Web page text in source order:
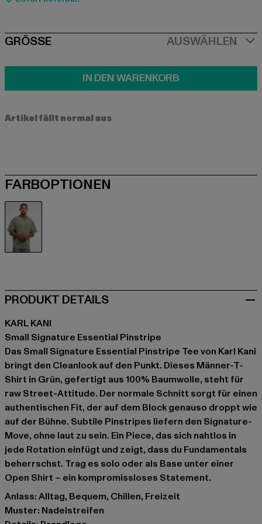
SIZE
GRÖSSE AUSWÄHLEN
IN DEN WARENKORB
Artikel fällt normal aus
FARBOPTIONEN
PRODUKT DETAILS
KARL KANI
Small Signature Essential Pinstripe
Das Small Signature Essential Pinstripe Tee von Karl Kani
bringt den Cleanlook auf den Punkt. Dieses Männer-T-
Shirt in Grün, gefertigt aus 100% Baumwolle, steht für
raw Street-Attitude. Der normale Schnitt sorgt für einen
authentischen Fit, der auf dem Block genauso droppt wie
auf der Bühne. Subtile Pinstripes liefern den Signature-
Move, ohne laut zu sein. Ein Piece, das sich nahtlos in
jede Rotation einfügt und zeigt, dass du Fundamentals
beherrschst. Trag es solo oder als Base unter einer
Open Shirt – ein kompromissloses Statement.
Anlass: Alltag, Bequem, Chillen, Freizeit
Muster: Nadelstreifen